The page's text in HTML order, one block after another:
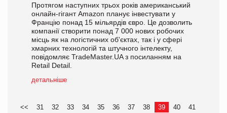
Протягом наступних трьох років американський
онлайн-гігант Amazon планує інвестувати у
Францію понад 15 мільярдів євро. Це дозволить
компанії створити понад 7 000 нових робочих
місць як на логістичних об'єктах, так і у сфері
хмарних технологій та штучного інтелекту,
повідомляє TradeMaster.UA з посиланням на
Retail Detail.
детальніше
<< 31 32 33 34 35 36 37 38 39 40
41